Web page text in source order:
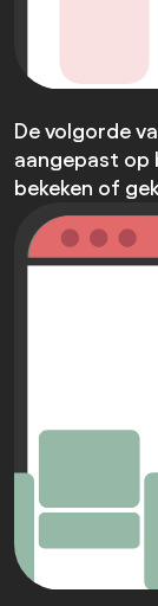
De volgorde
aangepast op
bekeken of